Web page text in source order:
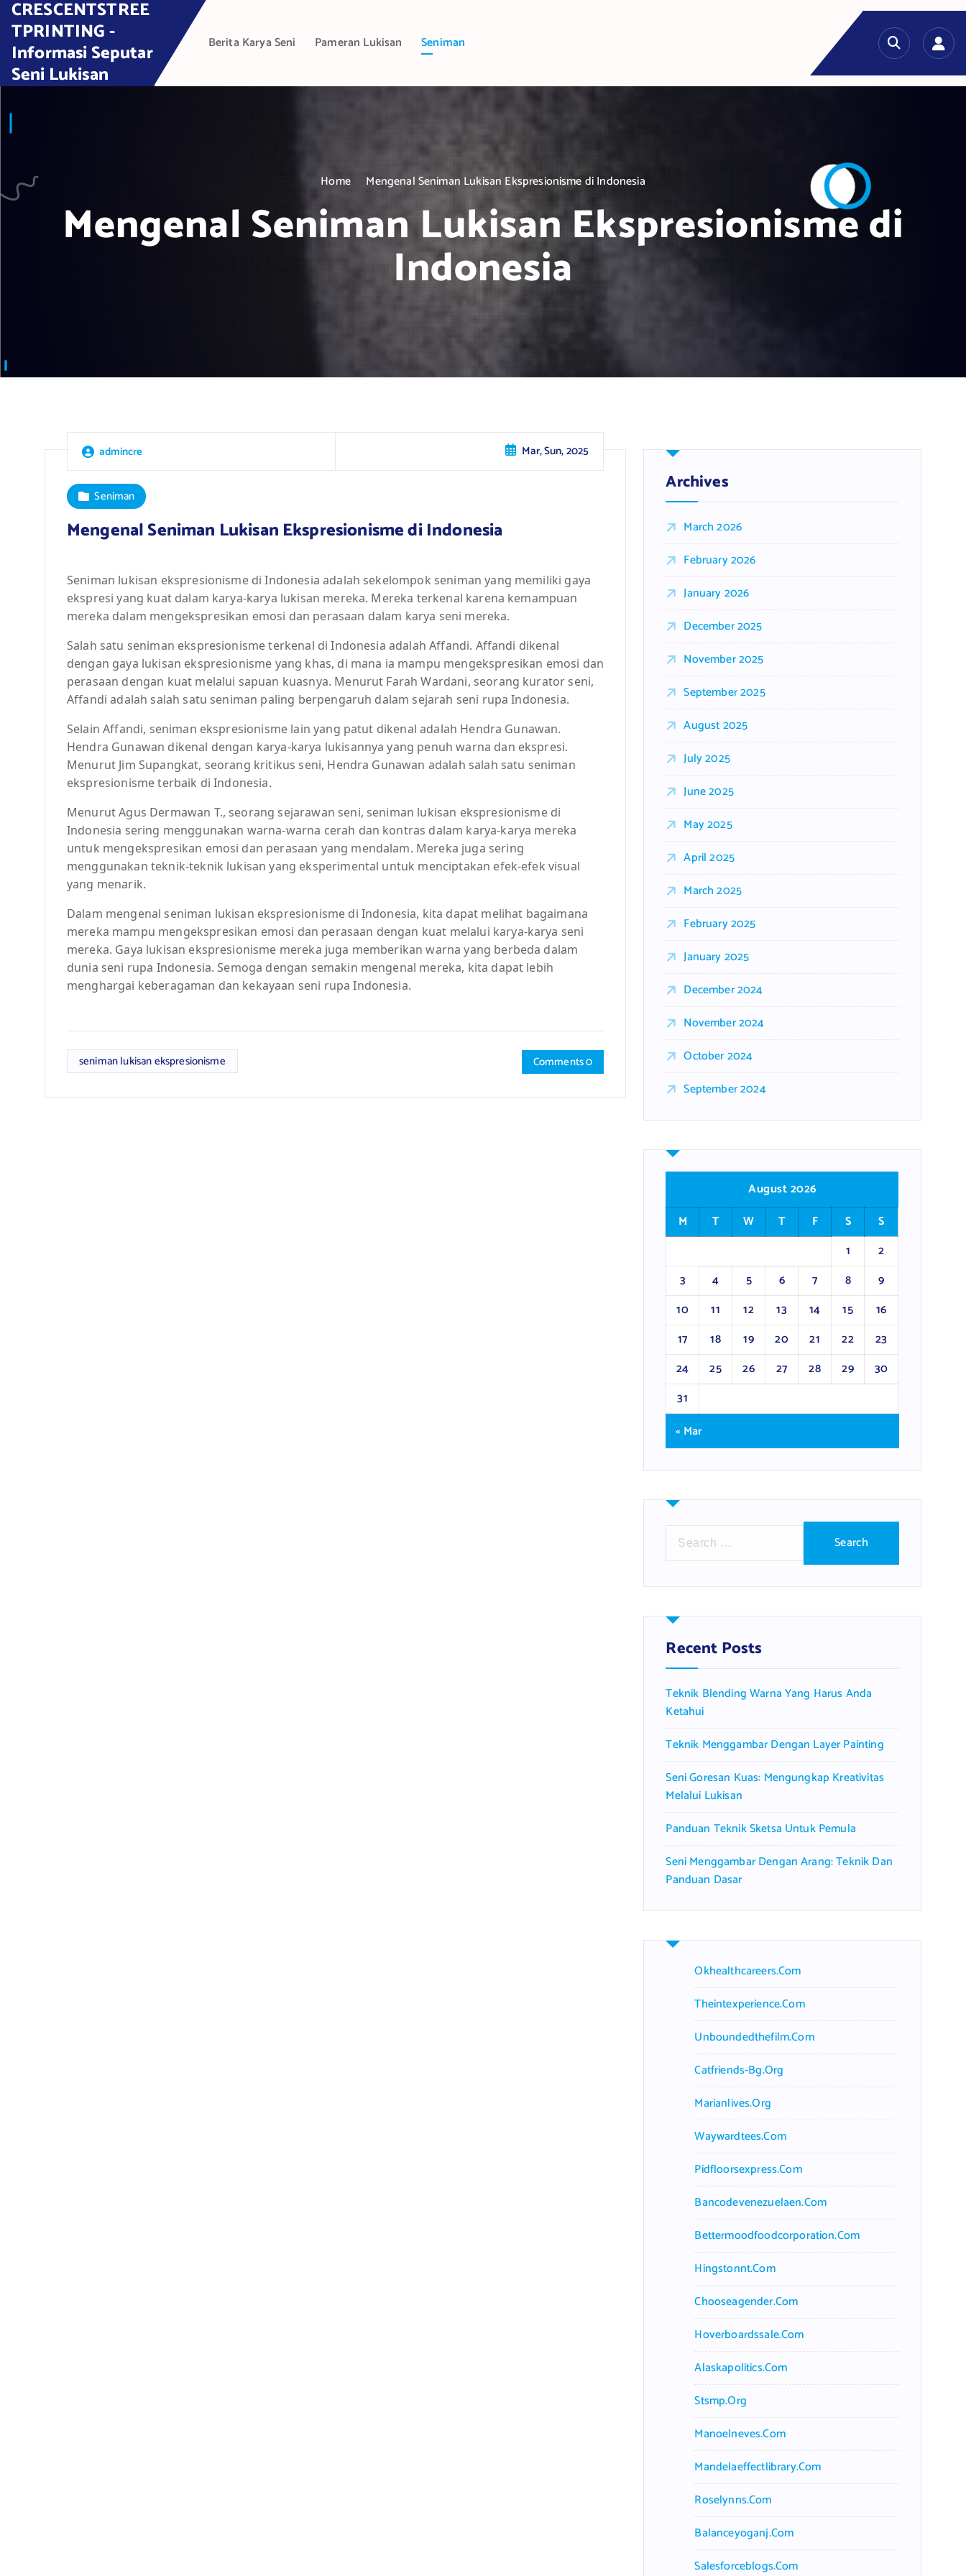
CRESCENTSTREE
TPRINTING -
Informasi Seputar
Seni Lukisan
Berita Karya Seni Pameran Lukisan Seniman
Home Mengenal Seniman Lukisan Ekspresionisme di Indonesia
Mengenal Seniman Lukisan Ekspresionisme di
Indonesia
admincre Mar, Sun, 2025
Seniman
Mengenal Seniman Lukisan Ekspresionisme di Indonesia
Seniman lukisan ekspresionisme di Indonesia adalah sekelompok seniman yang memiliki gaya
ekspresi yang kuat dalam karya-karya lukisan mereka. Mereka terkenal karena kemampuan
mereka dalam mengekspresikan emosi dan perasaan dalam karya seni mereka.
Salah satu seniman ekspresionisme terkenal di Indonesia adalah Affandi. Affandi dikenal
dengan gaya lukisan ekspresionisme yang khas, di mana ia mampu mengekspresikan emosi dan
perasaan dengan kuat melalui sapuan kuasnya. Menurut Farah Wardani, seorang kurator seni,
Affandi adalah salah satu seniman paling berpengaruh dalam sejarah seni rupa Indonesia.
Selain Affandi, seniman ekspresionisme lain yang patut dikenal adalah Hendra Gunawan.
Hendra Gunawan dikenal dengan karya-karya lukisannya yang penuh warna dan ekspresi.
Menurut Jim Supangkat, seorang kritikus seni, Hendra Gunawan adalah salah satu seniman
ekspresionisme terbaik di Indonesia.
Menurut Agus Dermawan T., seorang sejarawan seni, seniman lukisan ekspresionisme di
Indonesia sering menggunakan warna-warna cerah dan kontras dalam karya-karya mereka
untuk mengekspresikan emosi dan perasaan yang mendalam. Mereka juga sering
menggunakan teknik-teknik lukisan yang eksperimental untuk menciptakan efek-efek visual
yang menarik.
Dalam mengenal seniman lukisan ekspresionisme di Indonesia, kita dapat melihat bagaimana
mereka mampu mengekspresikan emosi dan perasaan dengan kuat melalui karya-karya seni
mereka. Gaya lukisan ekspresionisme mereka juga memberikan warna yang berbeda dalam
dunia seni rupa Indonesia. Semoga dengan semakin mengenal mereka, kita dapat lebih
menghargai keberagaman dan kekayaan seni rupa Indonesia.
seniman lukisan ekspresionisme Comments 0
Archives
March 2026
February 2026
January 2026
December 2025
November 2025
September 2025
August 2025
July 2025
June 2025
May 2025
April 2025
March 2025
February 2025
January 2025
December 2024
November 2024
October 2024
September 2024
August 2026
M
T W T F S
S
1
2
3
4 5 6 7 8
9
10
11 12 13 14 15
16
17
18 19 20 21 22
23
24
25 26 27 28 29
30
31
« Mar
r
h
f
o
:
Recent Posts
Teknik Blending Warna Yang Harus Anda
Ketahui
Teknik Menggambar Dengan Layer Painting
Seni Goresan Kuas: Mengungkap Kreativitas
Melalui Lukisan
Panduan Teknik Sketsa Untuk Pemula
Seni Menggambar Dengan Arang: Teknik Dan
Panduan Dasar
Okhealthcareers.com
Theintexperience.com
Unboundedthefilm.com
Catfriends-Bg.org
Marianlives.org
Waywardtees.com
Pidfloorsexpress.com
Bancodevenezuelaen.com
Bettermoodfoodcorporation.com
Hingstonnt.com
Chooseagender.com
Hoverboardssale.com
Alaskapolitics.com
Stsmp.org
Manoelneves.com
Mandelaeffectlibrary.com
Roselynns.com
Balanceyoganj.com
Salesforceblogs.com